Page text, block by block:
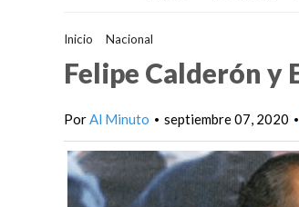
Inicio Nacional
Felipe Calderón y
PorAl Minuto • septiembre 07, 2020 •